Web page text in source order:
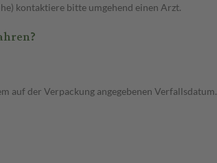
kontaktiere bitte umgehend einen Arzt.
auf der Verpackung angegebenen Verfallsdatum.